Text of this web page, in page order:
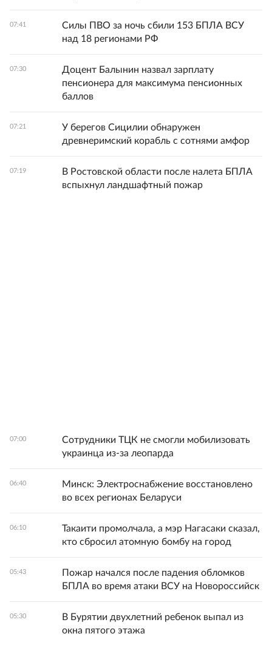
07:41
Силы ПВО за ночь сбили 153 БПЛА ВСУ
над 18 регионами РФ
07:30
Доцент Балынин назвал зарплату
пенсионера для максимума пенсионных
баллов
07:21
У берегов Сицилии обнаружен
древнеримский корабль с сотнями амфор
07:19
В Ростовской области после налета БПЛА
вспыхнул ландшафтный пожар
07:00
Сотрудники ТЦК не смогли мобилизовать
украинца из-за леопарда
06:40
Минск: Электроснабжение восстановлено
во всех регионах Беларуси
06:10
Такаити промолчала, а мэр Нагасаки сказал,
кто сбросил атомную бомбу на город
05:43
Пожар начался после падения обломков
БПЛА во время атаки ВСУ на Новороссийск
05:30
В Бурятии двухлетний ребенок выпал из
окна пятого этажа